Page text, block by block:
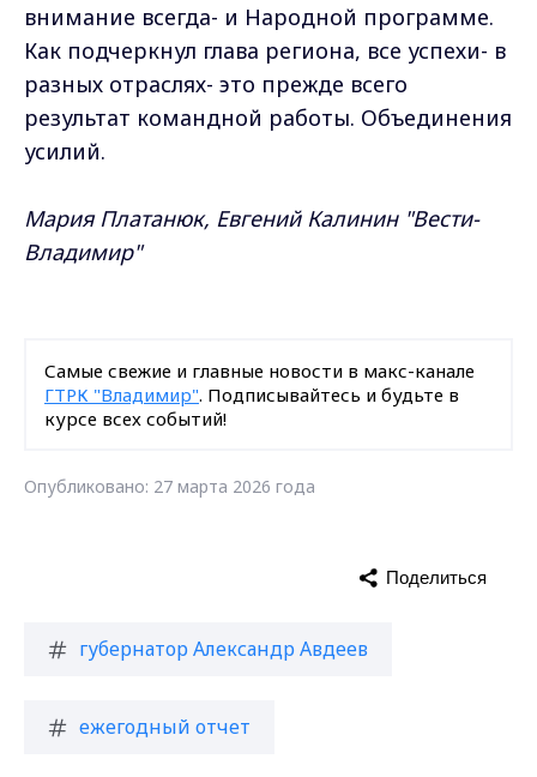
внимание всегда- и Народной программе.
Как подчеркнул глава региона, все успехи- в
разных отраслях- это прежде всего
результат командной работы. Объединения
усилий.
Мария Платанюк, Евгений Калинин "Вести-
Владимир"
Самые свежие и главные новости в макс-канале
ГТРК "Владимир". Подписывайтесь и будьте в
курсе всех событий!
Опубликовано: 27 марта 2026 года
губернатор Александр Авдеев
ежегодный отчет
Поделиться